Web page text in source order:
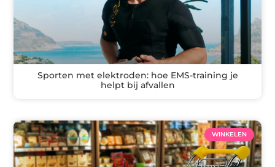
Sporten met elektroden: hoe EMS-training je
helpt bij afvallen
WINKELEN